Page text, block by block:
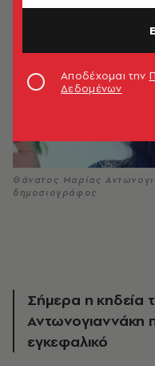
Θάνατος Μαρίας
δημοσιογράφος
Σήμερα η κηδεία
Αντωνογιαννάκη
εγκεφαλικό
Αποδέχομαι την
Δεδομένων